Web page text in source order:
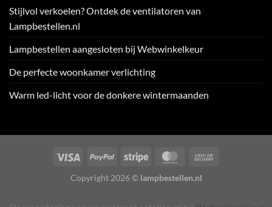
Stijlvol verkoelen? Ontdek de ventilatoren van
Lampbestellen.nl
Lampbestellen aangesloten bij Webwinkelkeur
De perfecte woonkamer verlichting
Warm led-licht voor de donkere wintermaanden
Visa PayPal Stripe MasterCard
Copyright 2026 © lampbestellen.nl